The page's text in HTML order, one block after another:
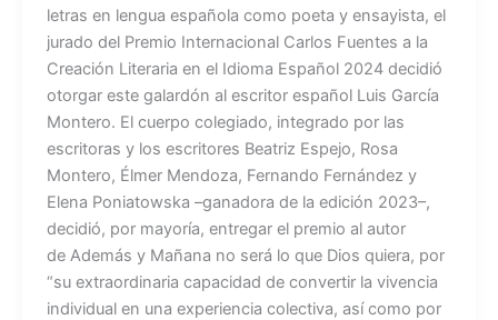
letras en lengua española como poeta y ensayista, el
jurado del Premio Internacional Carlos Fuentes a la
Creación Literaria en el Idioma Español 2024 decidió
otorgar este galardón al escritor español Luis García
Montero. El cuerpo colegiado, integrado por las
escritoras y los escritores Beatriz Espejo, Rosa
Montero, Élmer Mendoza, Fernando Fernández y
Elena Poniatowska –ganadora de la edición 2023–,
decidió, por mayoría, entregar el premio al autor
de Además y Mañana no será lo que Dios quiera, por
“su extraordinaria capacidad de convertir la vivencia
individual en una experiencia colectiva, así como por